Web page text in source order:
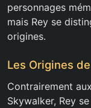
personnages
mais Rey se
origines.
Les Origines
Contrairement
Skywalker, Rey